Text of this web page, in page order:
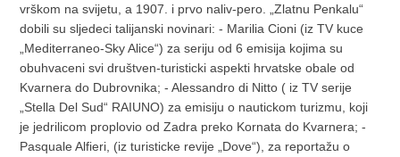
vrškom na svijetu, a 1907. i prvo naliv-pero. „Zlatnu Penkalu“
dobili su sljedeci talijanski novinari: - Marilia Cioni (iz TV kuce
„Mediterraneo-Sky Alice“) za seriju od 6 emisija kojima su
obuhvaceni svi društven-turisticki aspekti hrvatske obale od
Kvarnera do Dubrovnika; - Alessandro di Nitto ( iz TV serije
„Stella Del Sud“ RAIUNO) za emisiju o nautickom turizmu, koji
je jedrilicom proplovio od Zadra preko Kornata do Kvarnera; -
Pasquale Alfieri, (iz turisticke revije „Dove“), za reportažu o